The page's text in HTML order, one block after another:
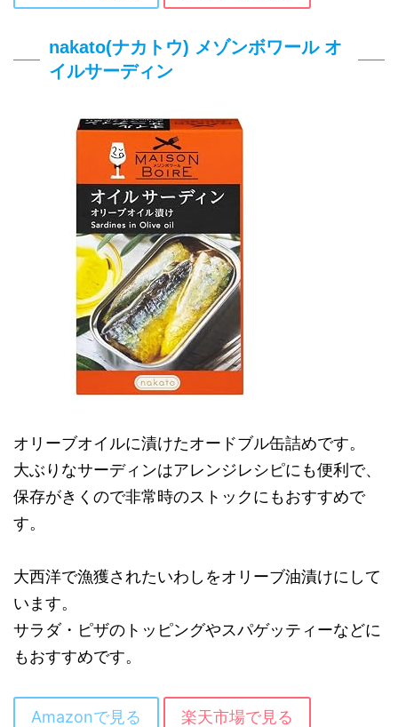
nakato(ナカトウ) メゾンボワール オ
イルサーディン
オリーブオイルに漬けたオードブル缶詰めです。
大ぶりなサーディンはアレンジレシピにも便利で、
保存がきくので非常時のストックにもおすすめで
す。
大西洋で漁獲されたいわしをオリーブ油漬けにして
います。
サラダ・ピザのトッピングやスパゲッティーなどに
もおすすめです。
Amazonで見る 楽天市場で見る